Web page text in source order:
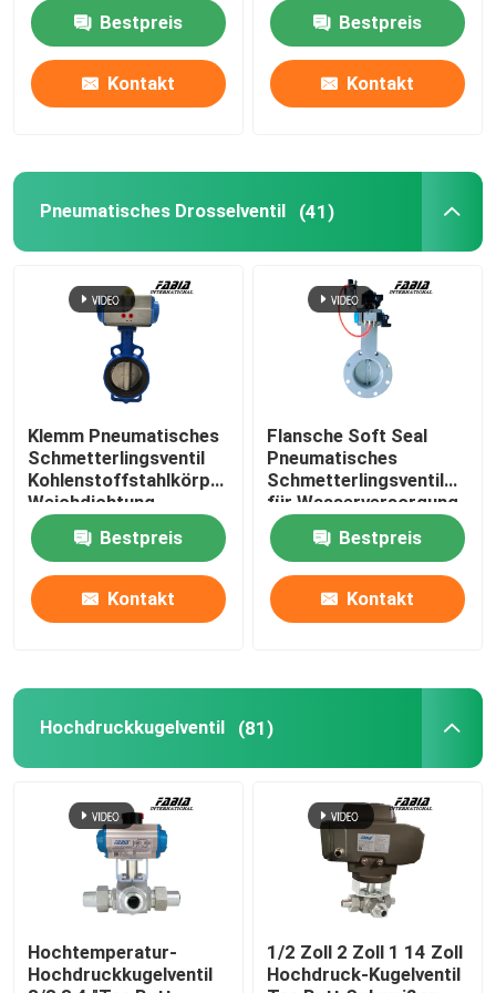
Über uns
Qualitätskontrolle
Bitte um ein Angebot
Pneumatisches Drosselventil
Hochdruckkugelventil
Meeresschmetterlingsventil
Belüftungs-Drosselventil
Feuchteres Ventil
FB-Kugelventil
Hochtemperatur-Kugelventil
Industrielles Drosselventil
Innenzahn
Bestpreis
Kontakt
Bestpreis
Kontakt
Pneumatisches Drosselventil (41)
Klemm Pneumatisches
Schmetterlingsventil
Kohlenstoffstahlkörper
Weichdichtung
Schmetterlingsventil
Bestpreis
Kontakt
Flansche Soft Seal
Pneumatisches
Schmetterlingsventil
für Wasserversorgung
und Drainage
Bestpreis
Kontakt
Hochdruckkugelventil (81)
Hochtemperatur-
Hochdruckkugelventil
1/2 Zoll 2 Zoll 1 14 Zoll
Hochdruck-Kugelventil